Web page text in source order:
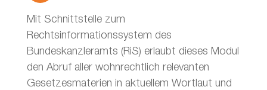
Mit Schnittstelle zum
Rechtsinformationssystem des
Bundeskanzleramts (RiS) erlaubt dieses Modul
den Abruf aller wohnrechtlich relevanten
Gesetzesmaterien in aktuellem Wortlaut und